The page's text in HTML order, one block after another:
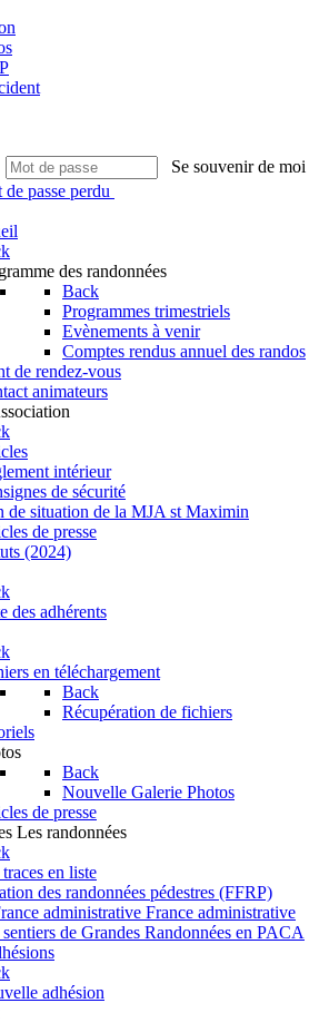
Se souvenir de moi
passe perdu
des randonnées
Back
Programmes trimestriels
Evènements à venir
Comptes rendus annuel des randos
de rendez-vous
animateurs
intérieur
de sécurité
de situation de la MJA st Maximin
de presse
(2024)
des adhérents
en téléchargement
Back
Récupération de fichiers
Back
Nouvelle Galerie Photos
de presse
Les randonnées
en liste
des randonnées pédestres (FFRP)
France administrative
de Grandes Randonnées en PACA
adhésion